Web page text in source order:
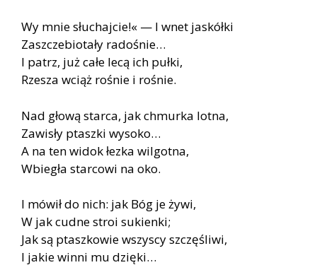
Wy mnie słuchajcie!« — I wnet jaskółki
Zaszczebiotały radośnie…
I patrz, już całe lecą ich pułki,
Rzesza wciąż rośnie i rośnie.
Nad głową starca, jak chmurka lotna,
Zawisły ptaszki wysoko…
A na ten widok łezka wilgotna,
Wbiegła starcowi na oko.
I mówił do nich: jak Bóg je żywi,
W jak cudne stroi sukienki;
Jak są ptaszkowie wszyscy szczęśliwi,
I jakie winni mu dzięki…